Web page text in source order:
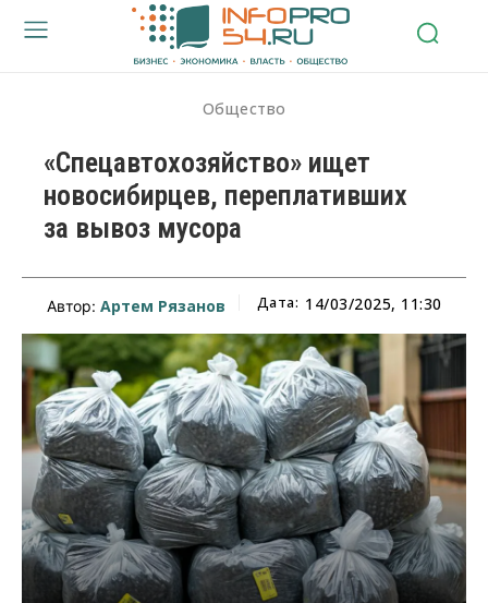
Общество
«Спецавтохозяйство» ищет
новосибирцев, переплативших
за вывоз мусора
Автор: Артем Рязанов Дата: 14/03/2025, 11:30